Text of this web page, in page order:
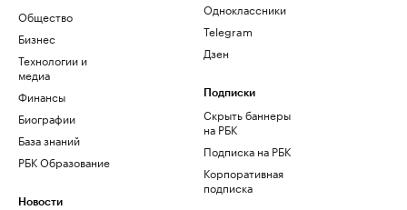
Общество
Бизнес
Технологии и
медиа
Финансы
Биографии
База знаний
РБК Образование
Новости
Одноклассники
Telegram
Дзен
Подписки
Скрыть баннеры
на РБК
Подписка на РБК
Корпоративная
подписка